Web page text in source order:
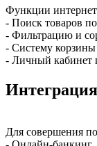
Функции
- Поиск товаров
- Фильтрацию и
- Систему
- Личный кабинет
Для совершения